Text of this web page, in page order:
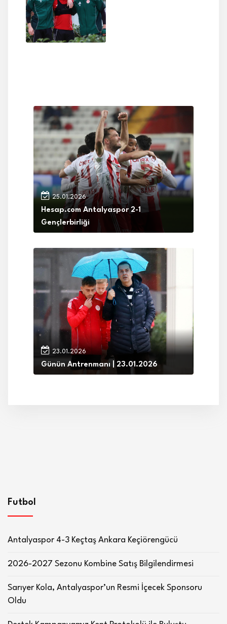
25.01.2026
Hesap.com Antalyaspor 2-1
Gençlerbirliği
23.01.2026
Günün Antrenmanı | 23.01.2026
Futbol
Antalyaspor 4-3 Keçtaş Ankara Keçiörengücü
2026-2027 Sezonu Kombine Satış Bilgilendirmesi
Sarıyer Kola, Antalyaspor’un Resmi İçecek Sponsoru
Oldu